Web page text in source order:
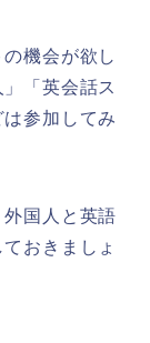
機会が欲し
「英会話ス
参加してみ
国人と英語
おきましょ